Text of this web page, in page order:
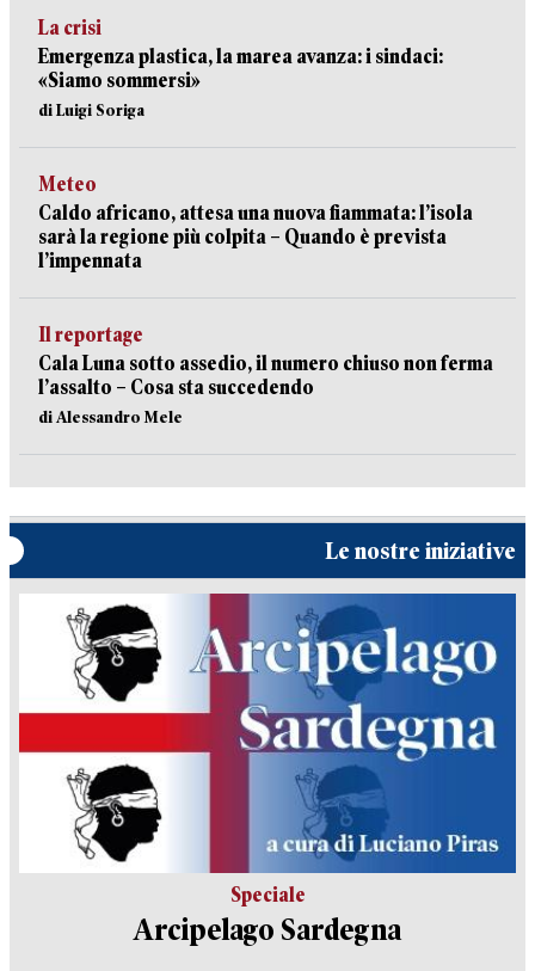
La crisi
Emergenza plastica, la marea avanza: i sindaci:
«Siamo sommersi»
di Luigi Soriga
Meteo
Caldo africano, attesa una nuova fiammata: l’isola
sarà la regione più colpita – Quando è prevista
l’impennata
Il reportage
Cala Luna sotto assedio, il numero chiuso non ferma
l’assalto – Cosa sta succedendo
di Alessandro Mele
Le nostre iniziative
Speciale
Arcipelago Sardegna